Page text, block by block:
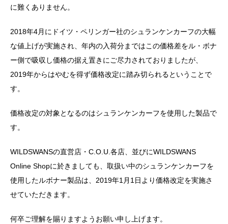
に難くありません。
2018年4月にドイツ・ペリンガー社のシュランケンカーフの大幅
な値上げが実施され、年内の入荷分まではこの価格差をル・ボナ
ー側で吸収し価格の据え置きにご尽力されておりましたが、
2019年からはやむを得ず価格改定に踏み切られるということで
す。
価格改定の対象となるのはシュランケンカーフを使用した製品で
す。
WILDSWANSの直営店・C.O.U.各店、並びにWILDSWANS
Online Shopに於きましても、取扱い中のシュランケンカーフを
使用したルボナー製品は、2019年1月1日より価格改定を実施さ
せていただきます。
何卒ご理解を賜りますようお願い申し上げます。